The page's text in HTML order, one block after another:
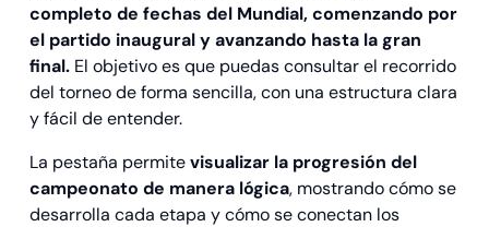
completo de fechas del Mundial, comenzando por
el partido inaugural y avanzando hasta la gran
final. El objetivo es que puedas consultar el recorrido
del torneo de forma sencilla, con una estructura clara
y fácil de entender.
La pestaña permitevisualizar la progresión del
campeonato de manera lógica, mostrando cómo se
desarrolla cada etapa y cómo se conectan los